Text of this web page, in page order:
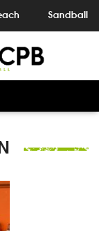
Sandball